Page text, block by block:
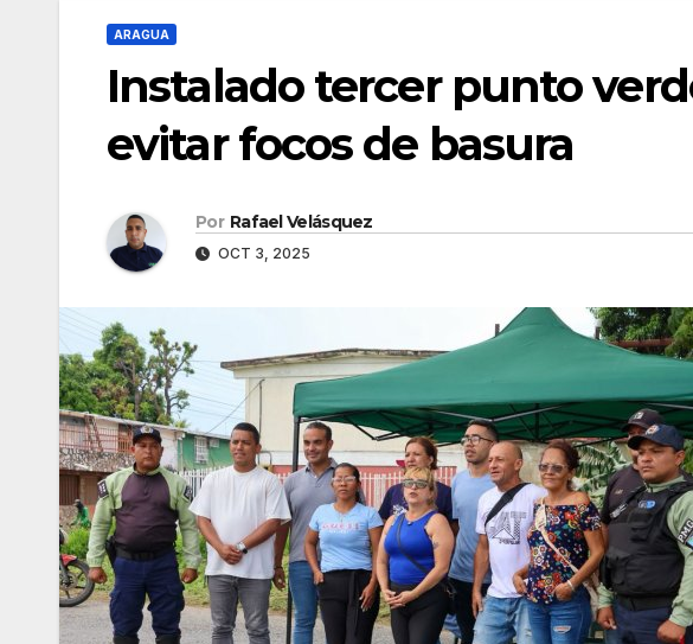
ARAGUA
Instalado tercer punto
evitar focos de basura
Por Rafael Velásquez
OCT 3, 2025